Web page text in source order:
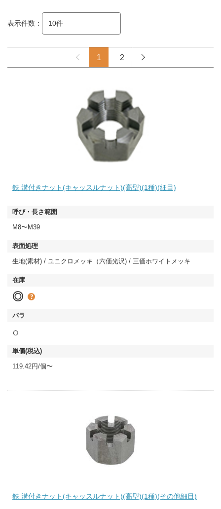
表示件数：
1 2
鉄 溝付きナット(キャッスルナット)(高型)(1種)(細目)
M8〜M39
生地(素材) / ユニクロメッキ（六価光沢) / 三価ホワイトメッキ
◎
○
119.42円/個〜
鉄 溝付きナット(キャッスルナット)(高型)(1種)(その他細目)